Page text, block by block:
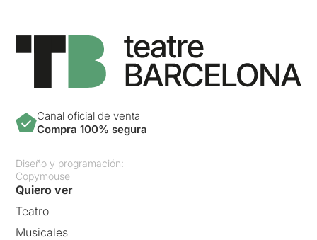
Canal oficial de venta
Compra 100% segura
Diseño y programación:
Copymouse
Quiero ver
Teatro
Musicales